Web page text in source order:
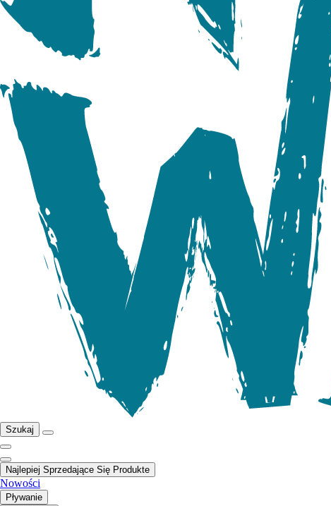
Szukaj
Najlepiej Sprzedające Się Produkte
Nowości
Pływanie